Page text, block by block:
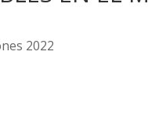
2022